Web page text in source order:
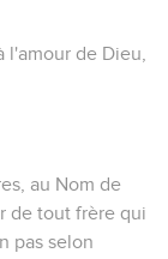
de Dieu,
au Nom de
de tout frère qui
pas selon